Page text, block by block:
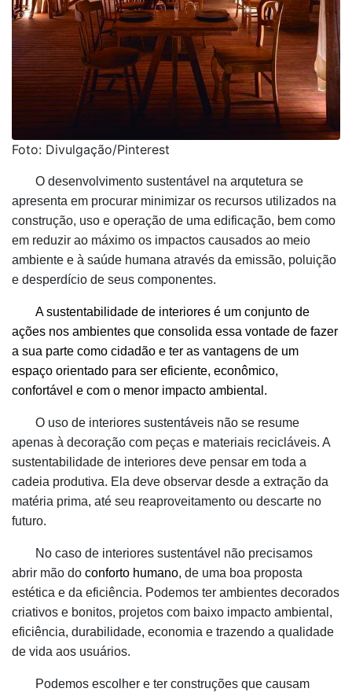
Foto: Divulgação/Pinterest
O desenvolvimento sustentável na arqutetura se
apresenta em procurar minimizar os recursos utilizados na
construção, uso e operação de uma edificação, bem como
em reduzir ao máximo os impactos causados ao meio
ambiente e à saúde humana através da emissão, poluição
e desperdício de seus componentes.
A sustentabilidade de interiores é um conjunto de
ações nos ambientes que consolida essa vontade de fazer
a sua parte como cidadão e ter as vantagens de um
espaço orientado para ser eficiente, econômico,
confortável e com o menor impacto ambiental.
O uso de interiores sustentáveis não se resume
apenas à decoração com peças e materiais recicláveis. A
sustentabilidade de interiores deve pensar em toda a
cadeia produtiva. Ela deve observar desde a extração da
matéria prima, até seu reaproveitamento ou descarte no
futuro.
No caso de interiores sustentável não precisamos
abrir mão do conforto humano, de uma boa proposta
estética e da eficiência. Podemos ter ambientes decorados
criativos e bonitos, projetos com baixo impacto ambiental,
eficiência, durabilidade, economia e trazendo a qualidade
de vida aos usuários.
Podemos escolher e ter construções que causam